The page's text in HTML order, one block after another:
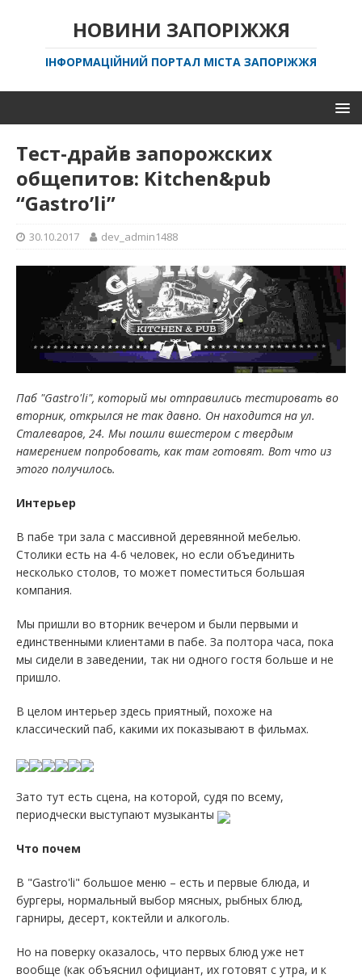
НОВИНИ ЗАПОРІЖЖЯ
ІНФОРМАЦІЙНИЙ ПОРТАЛ МІСТА ЗАПОРІЖЖЯ
Тест-драйв запорожских
общепитов: Kitchen&pub
“Gastro’li”
30.10.2017 dev_admin1488
Паб "Gastro'li", который мы отправились тестировать во
вторник, открылся не так давно. Он находится на ул.
Сталеваров, 24. Мы пошли вшестером с твердым
намерением попробовать, как там готовят. Вот что из
этого получилось.
Интерьер
В пабе три зала с массивной деревянной мебелью.
Столики есть на 4-6 человек, но если объединить
несколько столов, то может поместиться большая
компания.
Мы пришли во вторник вечером и были первыми и
единственными клиентами в пабе. За полтора часа, пока
мы сидели в заведении, так ни одного гостя больше и не
пришло.
В целом интерьер здесь приятный, похоже на
классический паб, какими их показывают в фильмах.
Зато тут есть сцена, на которой, судя по всему,
периодчески выступают музыканты
Что почем
В "Gastro'li" большое меню – есть и первые блюда, и
бургеры, нормальный выбор мясных, рыбных блюд,
гарниры, десерт, коктейли и алкоголь.
Но на поверку оказалось, что первых блюд уже нет
вообще (как объяснил официант, их готовят с утра, и к